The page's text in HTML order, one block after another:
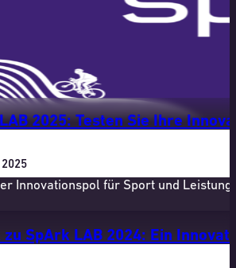
2025: Testen Sie Ihre
Innovationspol für Sport und
zu SpArk LAB 2024: Ein